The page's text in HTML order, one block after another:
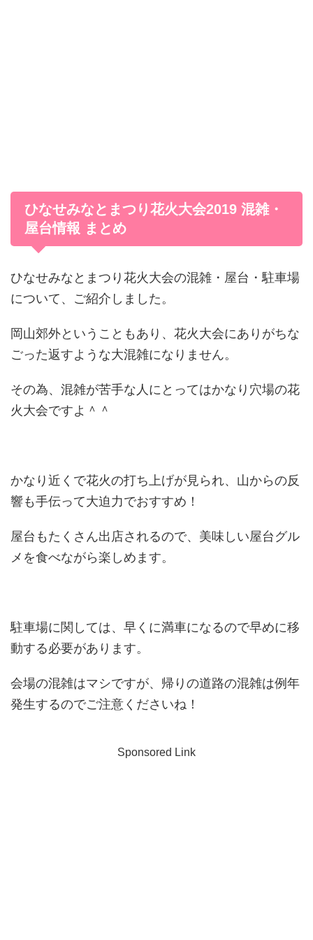
ひなせみなとまつり花火大会2019 混雑・
屋台情報 まとめ
ひなせみなとまつり花火大会の混雑・屋台・駐車場
について、ご紹介しました。
岡山郊外ということもあり、花火大会にありがちな
ごった返すような大混雑になりません。
その為、混雑が苦手な人にとってはかなり穴場の花
火大会ですよ＾＾
かなり近くで花火の打ち上げが見られ、山からの反
響も手伝って大迫力でおすすめ！
屋台もたくさん出店されるので、美味しい屋台グル
メを食べながら楽しめます。
駐車場に関しては、早くに満車になるので早めに移
動する必要があります。
会場の混雑はマシですが、帰りの道路の混雑は例年
発生するのでご注意くださいね！
Sponsored Link